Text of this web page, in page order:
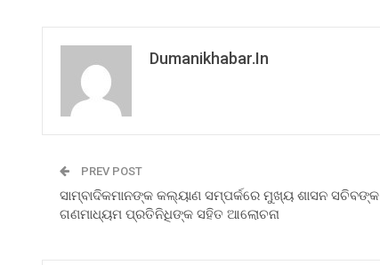
Dumanikhabar.in
PREV POST
ସାମ୍ବାଦିକମାନଙ୍କ କଲ୍ୟାଣ ସମ୍ପର୍କରେ ମୁଖ୍ୟ ଶାସନ ସଚିବଙ୍କ
ଗଣମାଧ୍ୟମ ପ୍ରତିନିଧିଙ୍କ ସହିତ ଆଲୋଚନା